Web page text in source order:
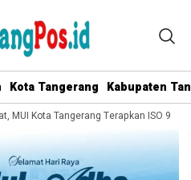
Kota Tangerang Kabupaten
Kota Tangerang Terapkan ISO